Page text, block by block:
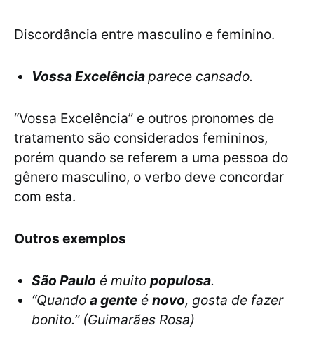
Discordância entre masculino e feminino.
Vossa Excelênciaparece cansado.
“Vossa Excelência” e outros pronomes de
tratamento são considerados femininos,
porém quando se referem a uma pessoa do
gênero masculino, o verbo deve concordar
com esta.
Outros exemplos
São Paulo é muito populosa.
“Quando a gente é novo, gosta de fazer
bonito.” (Guimarães Rosa)